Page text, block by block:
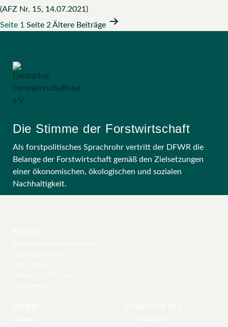
(AFZ Nr. 15, 14.07.2021)
Beitragsnavigation
Seite 1 Seite 2Ältere Beiträge
Die Stimme der Forstwirtschaft
Als forstpolitisches Sprachrohr vertritt der DFWR die
Belange der Forstwirtschaft gemäß den Zielsetzungen
einer ökonomischen, ökologischen und sozialen
Nachhaltigkeit.